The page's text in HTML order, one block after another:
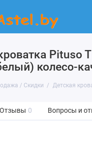
Pituso
колесо-
/ Скидки Детская
Отзывы 0 Вопросы и